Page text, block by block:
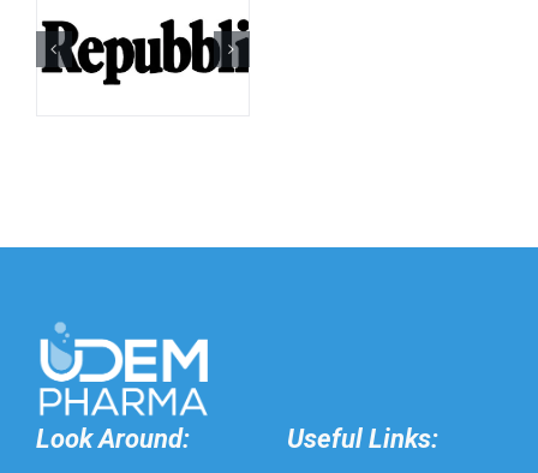
Look Around: Useful Links: